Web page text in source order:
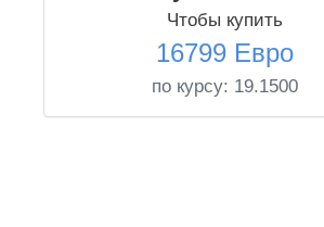
Чтобы купить
16799 Евро
по курсу: 19.1500